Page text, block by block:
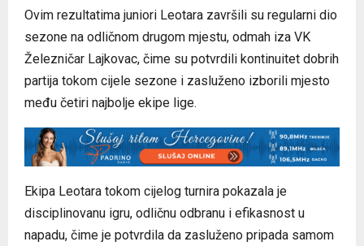
Ovim rezultatima juniori Leotara završili su regularni dio
sezone na odličnom drugom mjestu, odmah iza VK
Železničar Lajkovac, čime su potvrdili kontinuitet dobrih
partija tokom cijele sezone i zasluženo izborili mjesto
među četiri najbolje ekipe lige.
Ekipa Leotara tokom cijelog turnira pokazala je
disciplinovanu igru, odličnu odbranu i efikasnost u
napadu, čime je potvrdila da zasluženo pripada samom